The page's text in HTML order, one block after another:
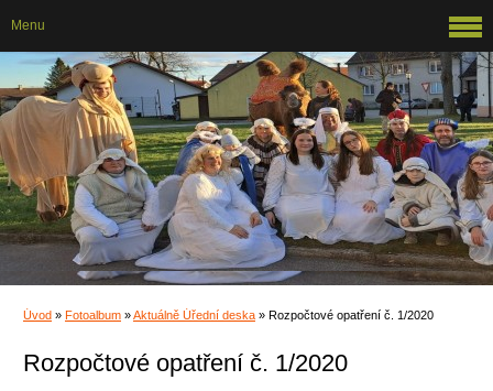
Úvod » Fotoalbum »Aktuálně Úřední deska » Rozpočtové opatření č. 1/2020
Rozpočtové opatření č. 1/2020
Menu